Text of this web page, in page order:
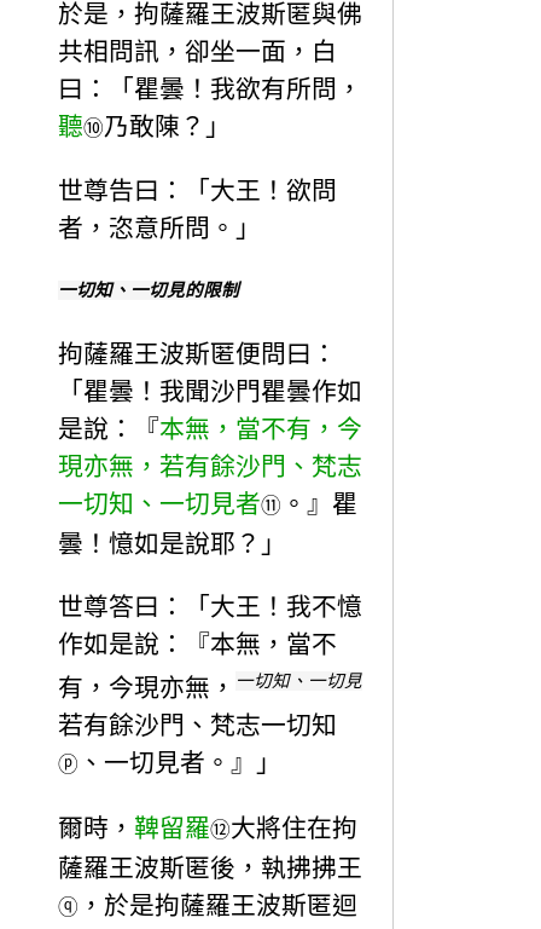
於是，拘薩羅王波斯匿與佛
共相問訊，卻坐一面，白
曰：「瞿曇！我欲有所問，
聽⑩乃敢陳？」
世尊告曰：「大王！欲問
者，恣意所問。」
一切知、一切見的限制
拘薩羅王波斯匿便問曰：
「瞿曇！我聞沙門瞿曇作如
是說：『本無，當不有，今
現亦無，若有餘沙門、梵志
一切知、一切見者⑪ 。』瞿
曇！憶如是說耶？」
世尊答曰：「大王！我不憶
作如是說：『本無，當不
有，今現亦無，
一切知、一切見
若有餘沙門、梵志一切知
ⓟ 、一切見者。』」
爾時， 鞞留羅⑫大將住在拘
薩羅王波斯匿後，執拂拂王
ⓠ ，於是拘薩羅王波斯匿迴